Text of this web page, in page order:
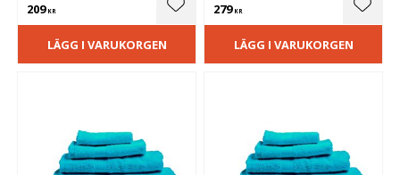
209KR Lägg till i favoriter
LÄGG I VARUKORGEN
279KR
LÄGG I VARUKORGEN